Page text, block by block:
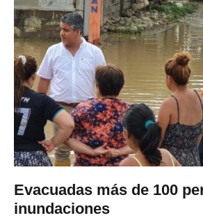
Evacuadas más de 100
inundaciones